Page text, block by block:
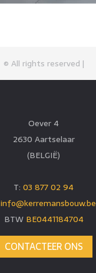
© All rights reserved |
Oever 4
2630 Aartselaar
(BELGIË)
T: 03 877 02 94
info@kerremansbouw.be
BTW BE0441184704
CONTACTEER ONS